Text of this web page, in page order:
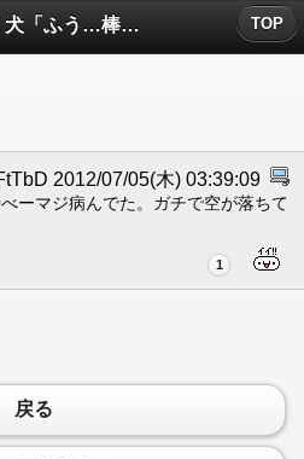
No.3830 犬「ふう…棒には当たらなかったぜ…」 についたコメント TOP
2012/07/05(木) 03:39:09
ーマジ病んでた。ガチで空が落ちて
1
戻る